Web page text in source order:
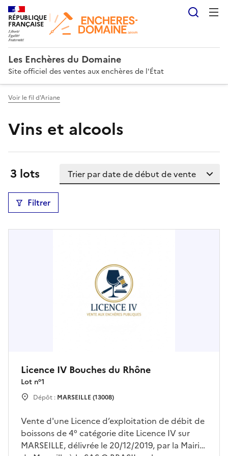
RÉPUBLIQUE
FRANÇAISE
Les Enchères du Domaine
Site officiel des ventes aux enchères de l'État
Voir le fil d'Ariane
Vins et alcools
Résultats:
3 lots Trier la liste
Filtrer
Licence IV Bouches du Rhône
Lot n°1
Dépôt : MARSEILLE (13008)
Vente d'une Licence d’exploitation de débit de
boissons de 4° catégorie dite Licence IV sur
MARSEILLE, délivrée le 20/12/2019, par la Mairie